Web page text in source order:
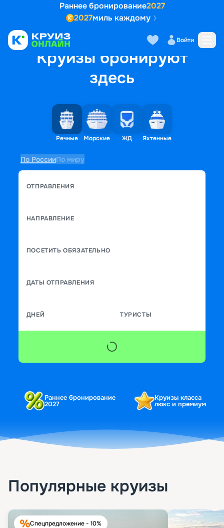
Раннее бронирование2027
2027миль каждому
Войти
Круизы бронируют
здесь
Речные Морские ЖД Яхтенные
По РоссииПо миру
ОТПРАВЛЕНИЯ
НАПРАВЛЕНИЕ
ПОСЕТИТЬ ОБЯЗАТЕЛЬНО
ДАТЫ ОТПРАВЛЕНИЯ
ДНЕЙ ТУРИСТЫ
Раннее бронирование
2027
Круизы класса
люкс и премиум
Популярные круизы
Спецпредложение - 10%